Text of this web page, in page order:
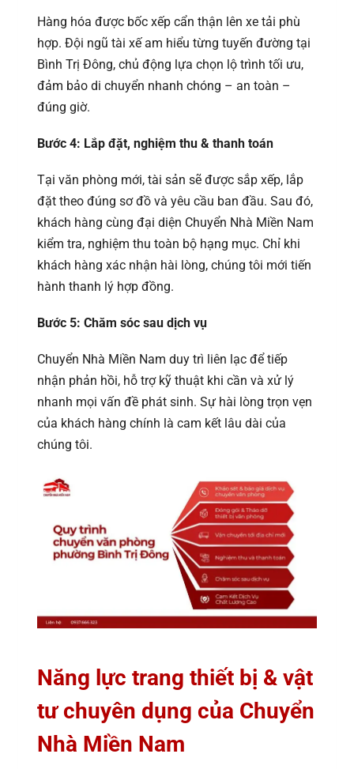
Hàng hóa được bốc xếp cẩn thận lên xe tải phù
hợp. Đội ngũ tài xế am hiểu từng tuyến đường tại
Bình Trị Đông, chủ động lựa chọn lộ trình tối ưu,
đảm bảo di chuyển nhanh chóng – an toàn –
đúng giờ.
Bước 4: Lắp đặt, nghiệm thu & thanh toán
Tại văn phòng mới, tài sản sẽ được sắp xếp, lắp
đặt theo đúng sơ đồ và yêu cầu ban đầu. Sau đó,
khách hàng cùng đại diện Chuyển Nhà Miền Nam
kiểm tra, nghiệm thu toàn bộ hạng mục. Chỉ khi
khách hàng xác nhận hài lòng, chúng tôi mới tiến
hành thanh lý hợp đồng.
Bước 5: Chăm sóc sau dịch vụ
Chuyển Nhà Miền Nam duy trì liên lạc để tiếp
nhận phản hồi, hỗ trợ kỹ thuật khi cần và xử lý
nhanh mọi vấn đề phát sinh. Sự hài lòng trọn vẹn
của khách hàng chính là cam kết lâu dài của
chúng tôi.
Năng lực trang thiết bị & vật
tư chuyên dụng của Chuyển
Nhà Miền Nam